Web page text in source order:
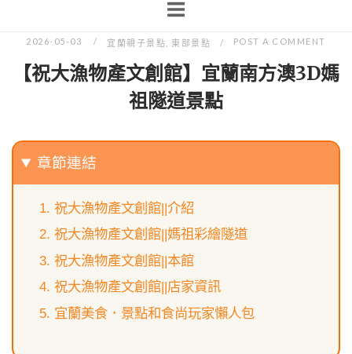
2026-05-03 宜蘭親子景點 東部景點 POST A COMMENT
【祝大漁物產文創館】宜蘭南方澳3D媽
祖隧道景點
章節連結
祝大漁物產文創館||介紹
祝大漁物產文創館||媽祖彩繪隧道
祝大漁物產文創館||本館
祝大漁物產文創館||店家資訊
宜蘭美食．景點和食尚玩家懶人包